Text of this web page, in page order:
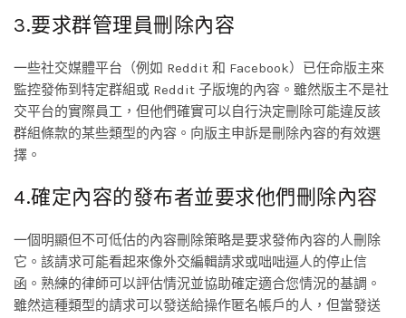
3.要求群管理員刪除內容
一些社交媒體平台（例如 Reddit 和 Facebook）已任命版主來
監控發佈到特定群組或 Reddit 子版塊的內容。雖然版主不是社
交平台的實際員工，但他們確實可以自行決定刪除可能違反該
群組條款的某些類型的內容。向版主申訴是刪除內容的有效選
擇。
4.確定內容的發布者並要求他們刪除內容
一個明顯但不可低估的內容刪除策略是要求發佈內容的人刪除
它。該請求可能看起來像外交編輯請求或咄咄逼人的停止信
函。熟練的律師可以評估情況並協助確定適合您情況的基調。
雖然這種類型的請求可以發送給操作匿名帳戶的人，但當發送